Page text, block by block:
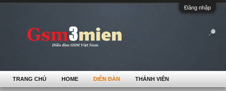
Đăng nhập
TRANG CHỦ HOME DIỄN ĐÀN THÀNH VIÊN